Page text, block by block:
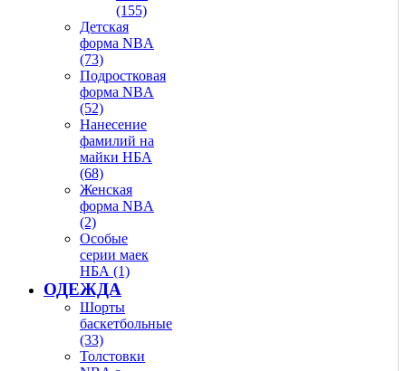
(155)
Детская
форма NBA
(73)
Подростковая
форма NBA
(52)
Нанесение
фамилий на
майки НБА
(68)
Женская
форма NBA
(2)
Особые
серии маек
НБА (1)
ОДЕЖДА
Шорты
баскетбольные
(33)
Толстовки